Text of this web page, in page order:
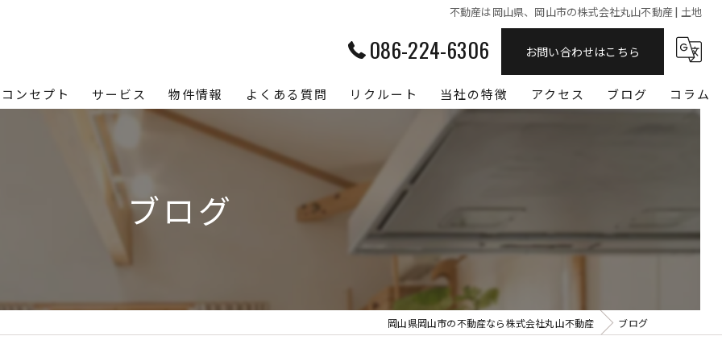
不動産は岡山県、岡山市の株式会社丸山不動産 | 土地
086-224-6306 お問い合わせはこちら
コンセプト サービス 物件情報 よくある質問 リクルート 当社の特徴
賃貸
土地
アクセス ブログ コラム
ブログ
岡山県岡山市の不動産なら株式会社丸山不動産 ブログ